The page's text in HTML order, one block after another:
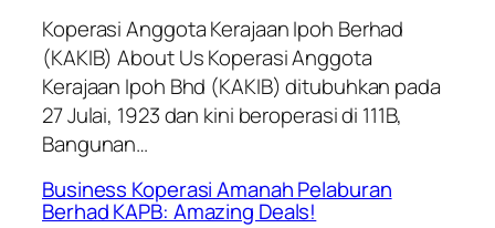
Koperasi Anggota Kerajaan Ipoh Berhad
(KAKIB) About Us Koperasi Anggota
Kerajaan Ipoh Bhd (KAKIB) ditubuhkan pada
27 Julai, 1923 dan kini beroperasi di 111B,
Bangunan…
Business Koperasi Amanah Pelaburan
Berhad KAPB: Amazing Deals!